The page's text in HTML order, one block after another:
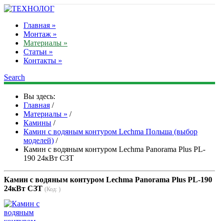
Главная »
Монтаж »
Материалы »
Статьи »
Контакты »
Search
Вы здесь:
Главная /
Материалы » /
Камины /
Камин с водяным контуром Lechma Польша (выбор
моделей) /
Камин с водяным контуром Lechma Panorama Plus PL-
190 24кВт СЗТ
Камин с водяным контуром Lechma Panorama Plus PL-190
24кВт СЗТ (Код: )